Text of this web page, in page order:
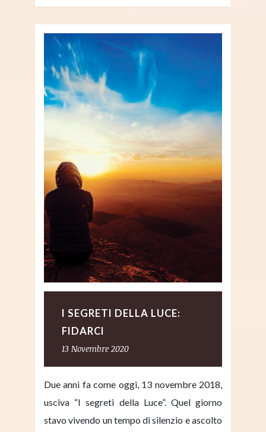
I SEGRETI DELLA LUCE:
FIDARCI
13 Novembre 2020
Due anni fa come oggi, 13 novembre 2018,
usciva “I segreti della Luce”. Quel giorno
stavo vivendo un tempo di silenzio e ascolto